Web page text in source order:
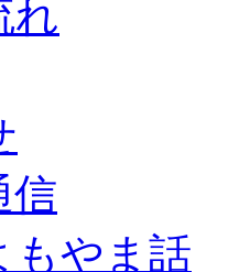
れ
信
もやま話